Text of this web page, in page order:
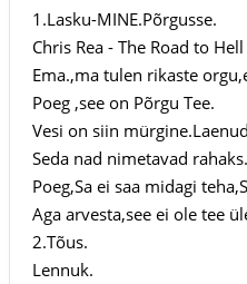
1.Lasku-MINE.Põrgusse.
Chris Rea - The Road to Hell
Ema.,ma tulen rikaste
Poeg ,see on Põrgu Tee.
Vesi on siin
Seda nad nimetavad rahaks.
Poeg,Sa ei saa midagi
Aga arvesta,see ei ole tee
2.Tõus.
Lennuk.